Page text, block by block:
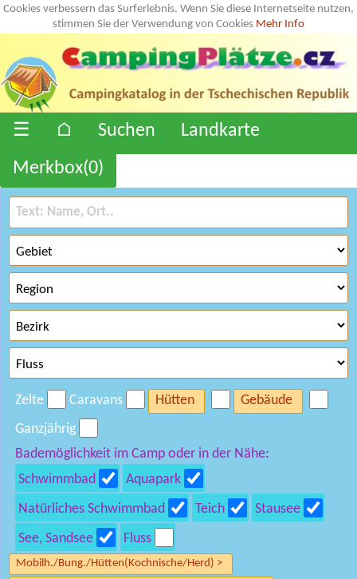
Cookies verbessern das Surferlebnis. Wenn Sie diese Internetseite nutzen,
stimmen Sie der Verwendung von Cookies Mehr Info
☰ ⌂ Suchen
Landkarte
Merkbox(0)
Zelte Caravans Hütten
Gebäude
Ganzjährig
Bademöglichkeit im Camp oder in der Nähe:
Schwimmbad
Aquapark
Natürliches Schwimmbad
Teich
Stausee
See, Sandsee
Fluss
Mobilh./Bung./Hütten(Kochnische/Herd) >